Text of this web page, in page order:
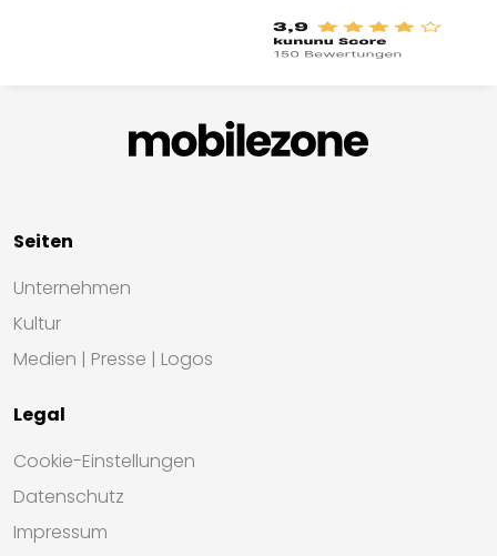
Seiten
Unternehmen
Kultur
Medien | Presse | Logos
Legal
Cookie-Einstellungen
Datenschutz
Impressum